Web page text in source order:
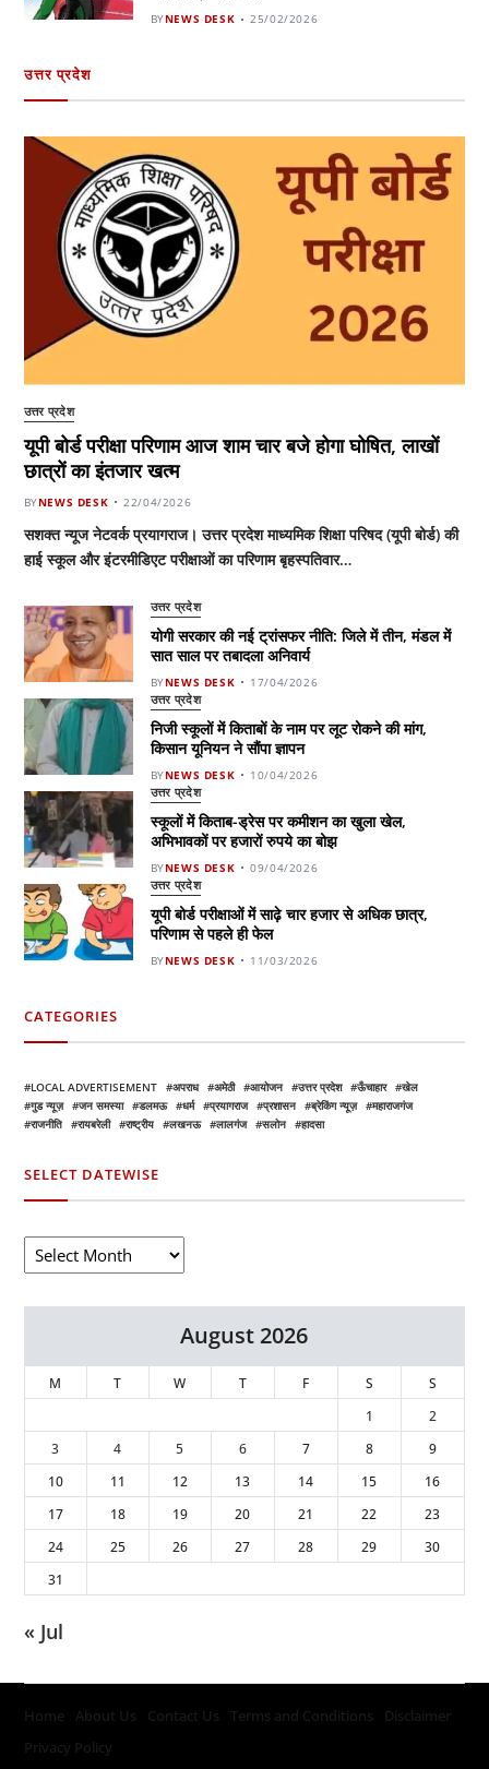
BYNEWS DESK 25/02/2026
उत्तर प्रदेश
उत्तर प्रदेश
यूपी बोर्ड परीक्षा परिणाम आज शाम चार बजे होगा घोषित, लाखों
छात्रों का इंतजार खत्म
BYNEWS DESK 22/04/2026
सशक्त न्यूज नेटवर्क प्रयागराज। उत्तर प्रदेश माध्यमिक शिक्षा परिषद (यूपी बोर्ड) की
हाई स्कूल और इंटरमीडिएट परीक्षाओं का परिणाम बृहस्पतिवार…
उत्तर प्रदेश
योगी सरकार की नई ट्रांसफर नीति: जिले में तीन, मंडल में
सात साल पर तबादला अनिवार्य
BYNEWS DESK 17/04/2026
उत्तर प्रदेश
निजी स्कूलों में किताबों के नाम पर लूट रोकने की मांग,
किसान यूनियन ने सौंपा ज्ञापन
BYNEWS DESK 10/04/2026
उत्तर प्रदेश
स्कूलों में किताब-ड्रेस पर कमीशन का खुला खेल,
अभिभावकों पर हजारों रुपये का बोझ
BYNEWS DESK 09/04/2026
उत्तर प्रदेश
यूपी बोर्ड परीक्षाओं में साढ़े चार हजार से अधिक छात्र,
परिणाम से पहले ही फेल
BYNEWS DESK 11/03/2026
CATEGORIES
LOCAL ADVERTISEMENT अपराध अमेठी आयोजन उत्तर प्रदेश ऊँचाहार
खेल
गुड न्यूज़
जन समस्या डलमऊ धर्म प्रयागराज प्रशासन ब्रेकिंग न्यूज़
महाराजगंज
राजनीति
रायबरेली राष्ट्रीय लखनऊ लालगंज सलोन हादसा
SELECT DATEWISE
August 2026
M T W T F S
S
1
2
3
4 5 6 7 8
9
10
11 12 13 14 15
16
17
18 19 20 21 22
23
24
25 26 27 28 29
30
31
« Jul
Home About Us Contact Us Terms and Conditions
Disclaimer
Privacy Policy